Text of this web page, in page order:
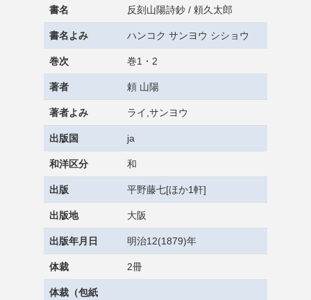
書名 反刻山陽詩鈔 / 頼久太郎
書名よみ ハンコク サンヨウ シショウ
巻次 巻1・2
著者 頼 山陽
著者よみ ライ,サンヨウ
出版国 ja
和洋区分 和
出版 平野藤七[ほか1軒]
出版地 大阪
出版年月日 明治12(1879)年
体裁 2冊
体裁（包紙